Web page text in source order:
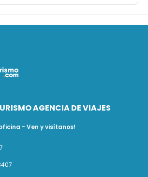
AGENCIA DE VIAJES
- Ven y visítanos!